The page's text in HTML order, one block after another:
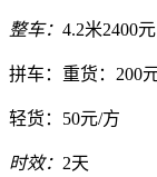
整车： 4.2米2400元
拼车： 重货：200
轻货： 50元/方
时效： 2天